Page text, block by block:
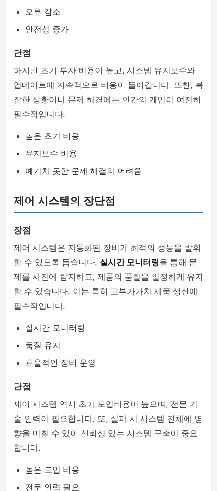
오류 감소
안전성 증가
단점
하지만 초기 투자 비용이 높고, 시스템 유지보수와
업데이트에 지속적으로 비용이 들어갑니다. 또한, 복
잡한 상황이나 문제 해결에는 인간의 개입이 여전히
필수적입니다.
높은 초기 비용
유지보수 비용
예기치 못한 문제 해결의 어려움
제어 시스템의 장단점
장점
제어 시스템은 자동화된 장비가 최적의 성능을 발휘
할 수 있도록 돕습니다. 실시간 모니터링을 통해 문
제를 사전에 탐지하고, 제품의 품질을 일정하게 유지
할 수 있습니다. 이는 특히 고부가가치 제품 생산에
필수적입니다.
실시간 모니터링
품질 유지
효율적인 장비 운영
단점
제어 시스템 역시 초기 도입비용이 높으며, 전문 기
술 인력이 필요합니다. 또, 실패 시 시스템 전체에 영
향을 미칠 수 있어 신뢰성 있는 시스템 구축이 중요
합니다.
높은 도입 비용
전문 인력 필요